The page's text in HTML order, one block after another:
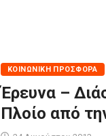
ΚΟΙΝΩΝΙΚΉ ΠΡΟΣΦΟΡΆ
Έρευνα –
Πλοίο από